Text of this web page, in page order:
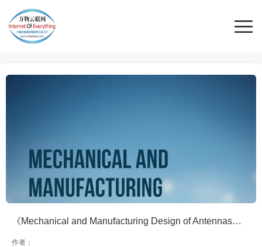
《Mechanical and Manufacturing Design of Antennas》---从电磁到结构：天线设计的实践与挑战
作者：